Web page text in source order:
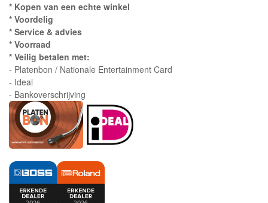
* Kopen van een echte winkel
* Voordelig
* Service & advies
* Voorraad
* Veilig betalen met:
- Platenbon / Nationale Entertainment Card
- Ideal
- Bankoverschrijving